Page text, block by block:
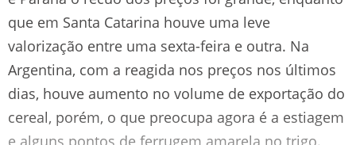
que em Santa Catarina houve uma leve
valorização entre uma sexta-feira e outra. Na
Argentina, com a reagida nos preços nos últimos
dias, houve aumento no volume de exportação do
cereal, porém, o que preocupa agora é a estiagem
e alguns pontos de ferrugem amarela no trigo.